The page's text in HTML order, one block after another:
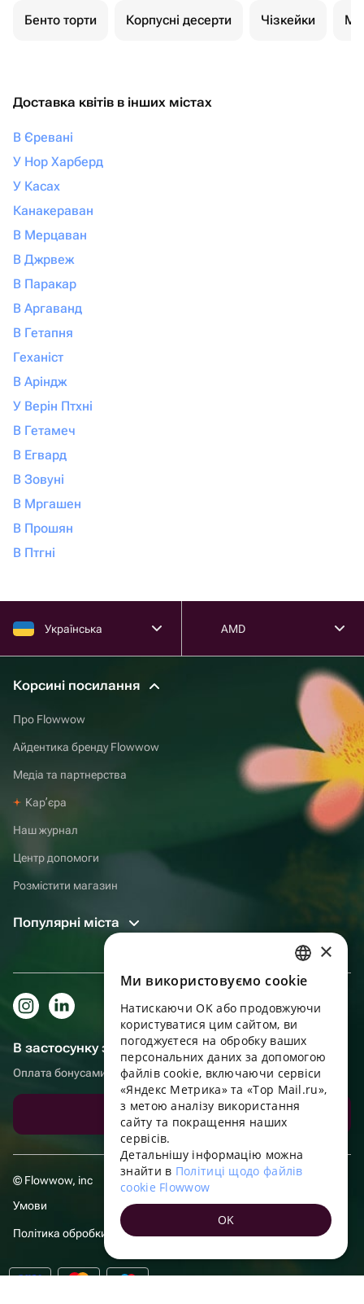
Бенто торти Корпусні десерти Чізкейки
Доставка квітів в інших містах
В Єревані
У Нор Харберд
У Касах
Канакераван
В Мерцаван
В Джрвеж
В Паракар
В Аргаванд
В Гетапня
Геханіст
В Аріндж
У Верін Птхні
В Гетамеч
В Егвард
В Зовуні
В Мргашен
В Прошян
В Птгні
Українська AMD
Корсині посилання
Про Flowwow
Айдентика бренду Flowwow
Медіа та партнерства
Карʼєра
Наш журнал
Центр допомоги
Розмістити магазин
Популярні міста
В застосунку зручніше!
Оплата бонусами, самовивіз, зручний чат підтримки
Завантажити додаток
© Flowwow, inc
Умови
Політика обробки даних
RUSSIAN
ENGLISH
UKRAINIAN
PORTUGUESE
SPANISH
HUNGARIAN
FRENCH
TURKISH
POLISH
×
Ми використовуємо cookie
Натискаючи OK або продовжуючи
користуватися цим сайтом, ви
погоджуєтеся на обробку ваших
персональних даних за допомогою
файлів cookie, включаючи сервіси
«Яндекс Метрика» та «Top Mail.ru»,
з метою аналізу використання
сайту та покращення наших
сервісів.
Детальнішу інформацію можна
знайти в Політиці щодо файлів
cookie Flowwow
OK